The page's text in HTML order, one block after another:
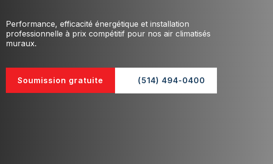
Performance, efficacité énergétique et installation
professionnelle à prix compétitif pour nos air climatisés
muraux.
Soumission gratuite (514) 494-0400